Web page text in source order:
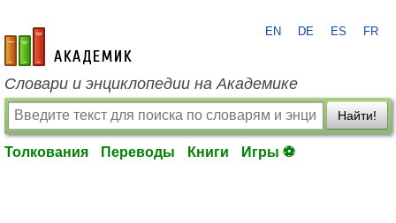
academic.ru
EN DE ES FR
Словари и энциклопедии на Академике
Найти!
Толкования Переводы Книги Игры ⚽